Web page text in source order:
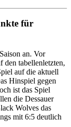
für
an. Vor
den tabellenletzten,
auf die aktuell
Hinspiel gegen
ist das Spiel
die Dessauer
Wolves das
mit 6:5 deutlich